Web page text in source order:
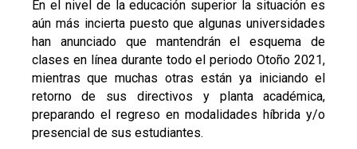
En el nivel de la educación superior la situación es
aún más incierta puesto que algunas universidades
han anunciado que mantendrán el esquema de
clases en línea durante todo el periodo Otoño 2021,
mientras que muchas otras están ya iniciando el
retorno de sus directivos y planta académica,
preparando el regreso en modalidades híbrida y/o
presencial de sus estudiantes.